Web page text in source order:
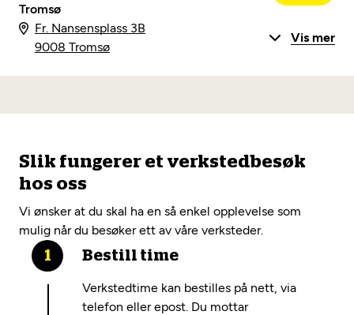
Tromsø
Fr. Nansensplass 3B
9008 Tromsø
Vis mer
Slik fungerer et verkstedbesøk
hos oss
Vi ønsker at du skal ha en så enkel opplevelse som
mulig når du besøker ett av våre verksteder.
Bestill time
Verkstedtime kan bestilles på nett, via
telefon eller epost. Du mottar